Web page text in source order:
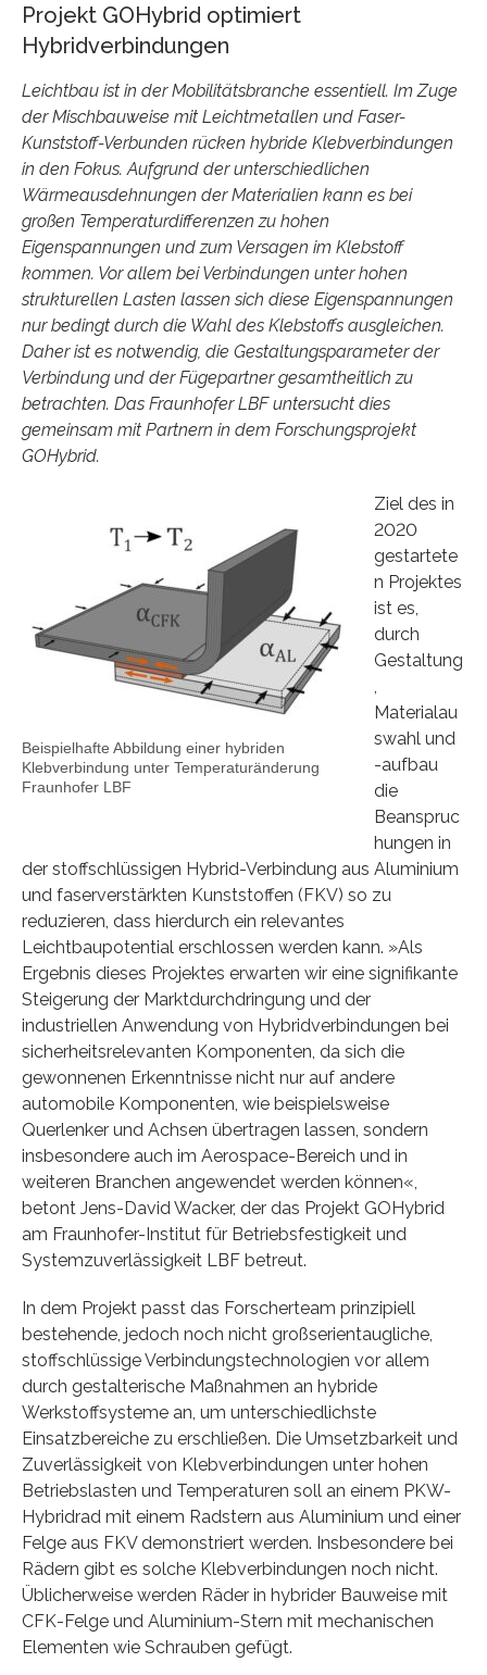
Projekt GOHybrid optimiert
Hybridverbindungen
Leichtbau ist in der Mobilitätsbranche essentiell. Im Zuge
der Mischbauweise mit Leichtmetallen und Faser-
Kunststoff-Verbunden rücken hybride Klebverbindungen
in den Fokus. Aufgrund der unterschiedlichen
Wärmeausdehnungen der Materialien kann es bei
großen Temperaturdifferenzen zu hohen
Eigenspannungen und zum Versagen im Klebstoff
kommen. Vor allem bei Verbindungen unter hohen
strukturellen Lasten lassen sich diese Eigenspannungen
nur bedingt durch die Wahl des Klebstoffs ausgleichen.
Daher ist es notwendig, die Gestaltungsparameter der
Verbindung und der Fügepartner gesamtheitlich zu
betrachten. Das Fraunhofer LBF untersucht dies
gemeinsam mit Partnern in dem Forschungsprojekt
GOHybrid.
Beispielhafte Abbildung einer hybriden
Klebverbindung unter Temperaturänderung
Fraunhofer LBF
Ziel des in
2020
gestartete
n Projektes
ist es,
durch
Gestaltung
,
Materialau
swahl und
-aufbau
die
Beanspruc
hungen in
der stoffschlüssigen Hybrid-Verbindung aus Aluminium
und faserverstärkten Kunststoffen (FKV) so zu
reduzieren, dass hierdurch ein relevantes
Leichtbaupotential erschlossen werden kann. »Als
Ergebnis dieses Projektes erwarten wir eine signifikante
Steigerung der Marktdurchdringung und der
industriellen Anwendung von Hybridverbindungen bei
sicherheitsrelevanten Komponenten, da sich die
gewonnenen Erkenntnisse nicht nur auf andere
automobile Komponenten, wie beispielsweise
Querlenker und Achsen übertragen lassen, sondern
insbesondere auch im Aerospace-Bereich und in
weiteren Branchen angewendet werden können«,
betont Jens-David Wacker, der das Projekt GOHybrid
am Fraunhofer-Institut für Betriebsfestigkeit und
Systemzuverlässigkeit LBF betreut.
In dem Projekt passt das Forscherteam prinzipiell
bestehende, jedoch noch nicht großserientaugliche,
stoffschlüssige Verbindungstechnologien vor allem
durch gestalterische Maßnahmen an hybride
Werkstoffsysteme an, um unterschiedlichste
Einsatzbereiche zu erschließen. Die Umsetzbarkeit und
Zuverlässigkeit von Klebverbindungen unter hohen
Betriebslasten und Temperaturen soll an einem PKW-
Hybridrad mit einem Radstern aus Aluminium und einer
Felge aus FKV demonstriert werden. Insbesondere bei
Rädern gibt es solche Klebverbindungen noch nicht.
Üblicherweise werden Räder in hybrider Bauweise mit
CFK-Felge und Aluminium-Stern mit mechanischen
Elementen wie Schrauben gefügt.